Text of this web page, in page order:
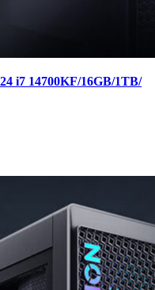
i7 14700KF/16GB/1TB/